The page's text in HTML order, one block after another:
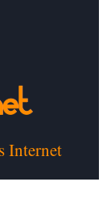
Internet